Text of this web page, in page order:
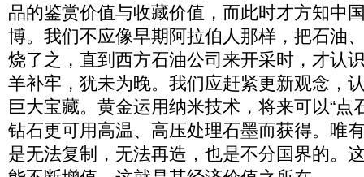
品的鉴赏价值与收藏价值，而此时才方知中
博。我们不应像早期阿拉伯人那样，把石油
烧了之，直到西方石油公司来开采时，才认
羊补牢，犹未为晚。我们应赶紧更新观念，
巨大宝藏。黄金运用纳米技术，将来可以“点
钻石更可用高温、高压处理石墨而获得。唯
是无法复制，无法再造，也是不分国界的。